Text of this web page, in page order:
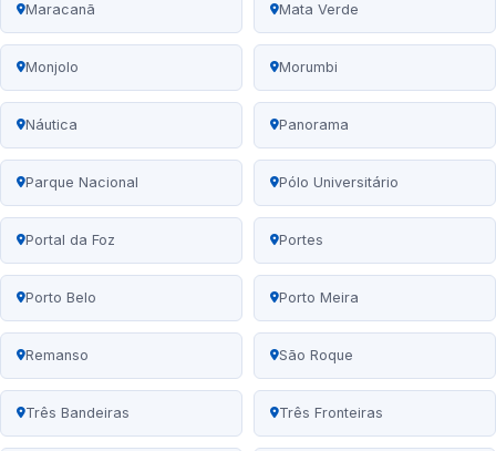
Maracanã Mata Verde
Monjolo Morumbi
Náutica Panorama
Parque Nacional Pólo Universitário
Portal da Foz Portes
Porto Belo Porto Meira
Remanso São Roque
Três Bandeiras Três Fronteiras